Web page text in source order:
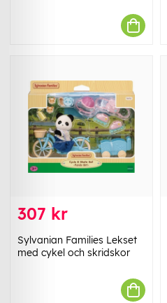
307 kr
Sylvanian Families Lekset
med cykel och skridskor